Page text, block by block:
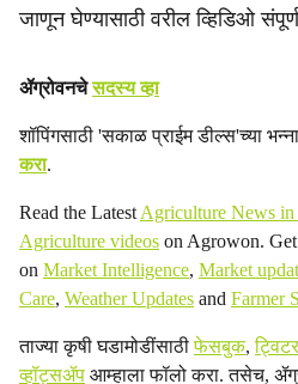
h
a
r
e
जाणून घेण्यासाठी वरील व्हिडिओ
ॲग्रोवनचेसदस्य व्हा
शॉपिंगसाठी 'सकाळ प्राईम डील्स'च्या
करा.
Read the Latest Agriculture News in
Agriculture videos on Agrowon.
on Market Intelligence, Market
Care, Weather Updates and Farmer
ताज्या कृषी घडामोडींसाठीफेसबुक,ट्विटर
व्हॉट्सॲप आम्हाला फॉलो करा. तसेच,